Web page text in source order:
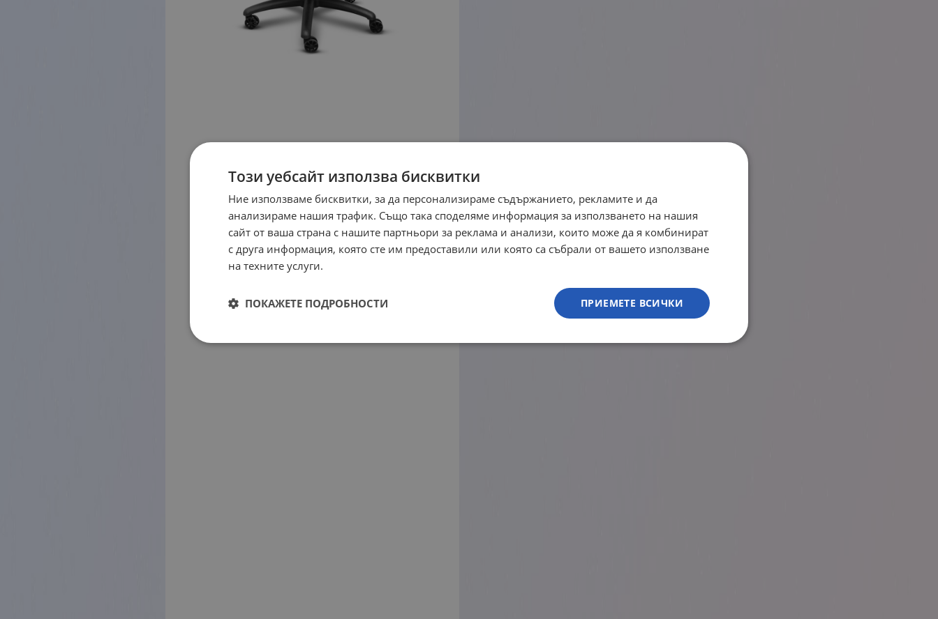
Този уебсайт използва бисквитки
Ние използваме бисквитки, за да персонализираме съдържанието, рекламите и да
анализираме нашия трафик. Също така споделяме информация за използването на нашия
сайт от ваша страна с нашите партньори за реклама и анализи, които може да я комбинират
с друга информация, която сте им предоставили или която са събрали от вашето използване
на техните услуги.
ПРИЕМЕТЕ ВСИЧКИ
ПОКАЖЕТЕ ПОДРОБНОСТИ